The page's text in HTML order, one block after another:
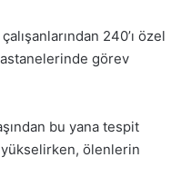
240’ı özel
görev
bu yana tespit
yükselirken, ölenlerin